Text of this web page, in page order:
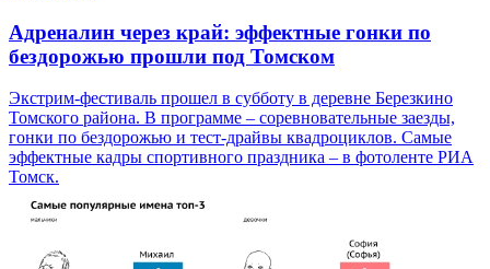
Адреналин через край: эффектные гонки по
бездорожью прошли под Томском
Экстрим-фестиваль прошел в субботу в деревне Березкино
Томского района. В программе – соревновательные заезды,
гонки по бездорожью и тест-драйвы квадроциклов. Самые
эффектные кадры спортивного праздника – в фотоленте РИА
Томск.